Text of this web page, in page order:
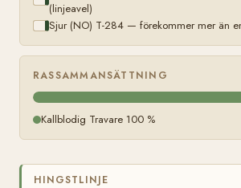
(linjeavel)
Sjur (NO) T-284 — förekommer mer än
RASSAMMANSÄTTNING
Kallblodig Travare 100 %
HINGSTLINJE